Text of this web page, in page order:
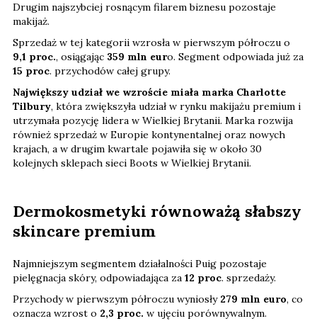
Drugim najszybciej rosnącym filarem biznesu pozostaje
makijaż.
Sprzedaż w tej kategorii wzrosła w pierwszym półroczu o
9,1 proc., osiągając 359 mln euro. Segment odpowiada już za
15 proc. przychodów całej grupy.
Największy udział we wzroście miała marka Charlotte
Tilbury, która zwiększyła udział w rynku makijażu premium i
utrzymała pozycję lidera w Wielkiej Brytanii. Marka rozwija
również sprzedaż w Europie kontynentalnej oraz nowych
krajach, a w drugim kwartale pojawiła się w około 30
kolejnych sklepach sieci Boots w Wielkiej Brytanii.
Dermokosmetyki równoważą słabszy
skincare premium
Najmniejszym segmentem działalności Puig pozostaje
pielęgnacja skóry, odpowiadająca za 12 proc. sprzedaży.
Przychody w pierwszym półroczu wyniosły 279 mln euro, co
oznacza wzrost o 2,3 proc. w ujęciu porównywalnym.